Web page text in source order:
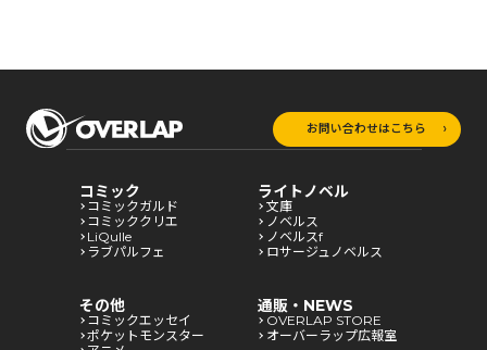
お問い合わせはこちら
コミック
コミックガルド
コミッククリエ
LiQulle
ラブパルフェ
ライトノベル
文庫
ノベルス
ノベルスf
ロサージュノベルス
その他
コミックエッセイ
ポケットモンスター
通販・NEWS
OVERLAP STORE
オーバーラップ広報室